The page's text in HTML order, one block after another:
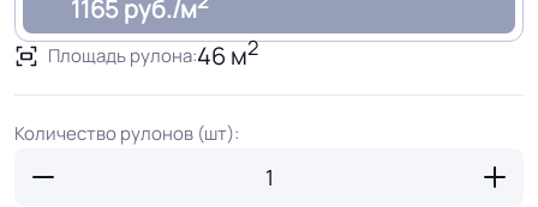
1165 руб./м
Площадь рулона:46 м2
Количество рулонов (шт):